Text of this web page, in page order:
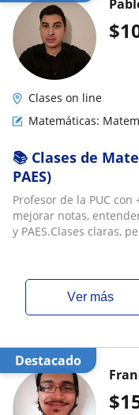
$
Clases on line
Matemáticas:
📚 Clases de
PAES)
Profesor de la PUC
mejorar notas,
y PAES.Clases claras,
ver más
Destacado
$